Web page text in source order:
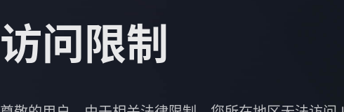
访问限制